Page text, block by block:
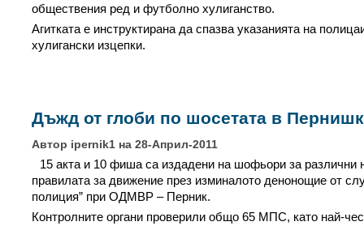
обществения ред и футболно хулиганство.
Агитката е инструктирана да спазва указанията на
хулигански изцепки.
Дъжд от глоби по шосетата в
Автор ipernik1 на 28-Април-2011
15 акта и 10 фиша са издадени на шофьори за различни
правилата за движение през изминалото денонощие от
полиция” при ОДМВР – Перник.
Контролните органи проверили общо 65 МПС, като най-